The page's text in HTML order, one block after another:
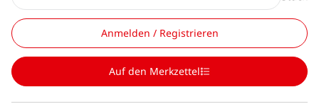
Anmelden / Registrieren
Auf den Merkzettel